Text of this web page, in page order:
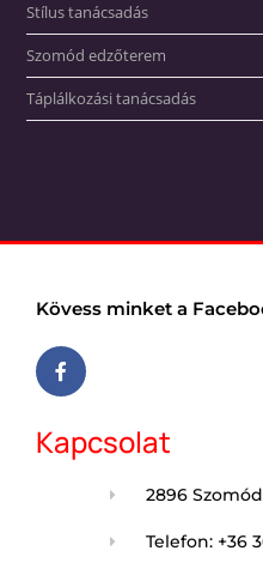
Stílus tanácsadás
Szomód edzőterem
Táplálkozási tanácsadás
Kövess minket a
Kapcsolat
2896
Telefon: +36